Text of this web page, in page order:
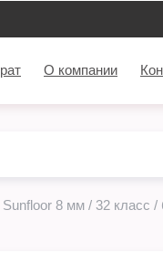
О компании
8 мм / 32 класс /